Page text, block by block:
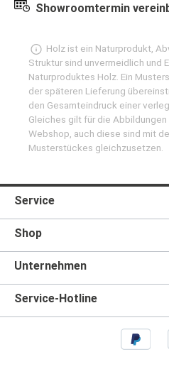
Showroomtermin
Holz ist ein Naturprodukt,
Struktur sind unvermeidlich und
Naturproduktes Holz. Ein
der späteren Lieferung
den Gesamteindruck einer
Gleiches gilt für die
Webshop, auch diese sind mit
Musterstückes gleichzusetzen.
Service
Shop
Unternehmen
Service-Hotline